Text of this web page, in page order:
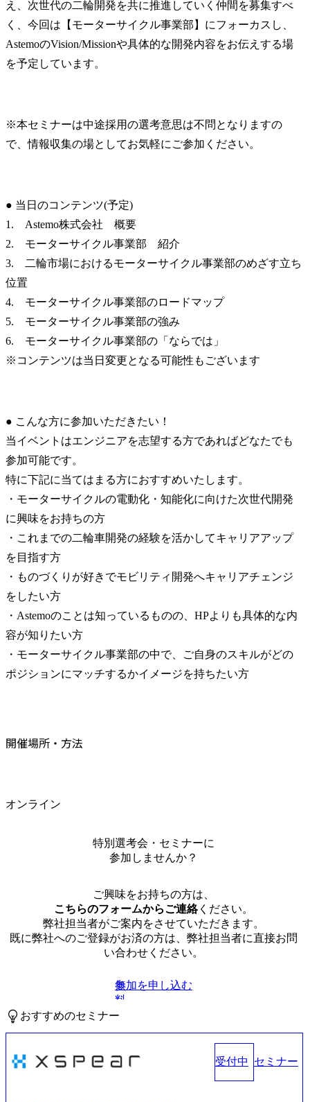
え、次世代の二輪開発を共に推進していく仲間を募集すべ
く、今回は【モーターサイクル事業部】にフォーカスし、
AstemoのVision/Missionや具体的な開発内容をお伝えする場
を予定しています。
※本セミナーは中途採用の選考意思は不問となりますの
で、情報収集の場としてお気軽にご参加ください。
● 当日のコンテンツ(予定)
1.　Astemo株式会社　概要
2.　モーターサイクル事業部　紹介
3.　二輪市場におけるモーターサイクル事業部のめざす立ち
位置
4.　モーターサイクル事業部のロードマップ
5.　モーターサイクル事業部の強み
6.　モーターサイクル事業部の「ならでは」
※コンテンツは当日変更となる可能性もございます
● こんな方に参加いただきたい！
当イベントはエンジニアを志望する方であればどなたでも
参加可能です。
特に下記に当てはまる方におすすめいたします。
・モーターサイクルの電動化・知能化に向けた次世代開発
に興味をお持ちの方
・これまでの二輪車開発の経験を活かしてキャリアアップ
を目指す方
・ものづくりが好きでモビリティ開発へキャリアチェンジ
をしたい方
・Astemoのことは知っているものの、HPよりも具体的な内
容が知りたい方
・モーターサイクル事業部の中で、ご自身のスキルがどの
ポジションにマッチするかイメージを持ちたい方
開催場所・方法
オンライン
特別選考会・セミナーに
参加しませんか？
ご興味をお持ちの方は、
こちらのフォームからご連絡ください。
弊社担当者がご案内をさせていただきます。
既に弊社へのご登録がお済の方は、弊社担当者に直接お問
い合わせください。
無
料
参加を申し込む
おすすめのセミナー
受付中 セミナー